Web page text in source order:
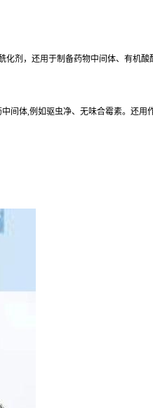
剂，还用于制备药物中间体、有机
间体,例如驱虫净、无味合霉素。还用